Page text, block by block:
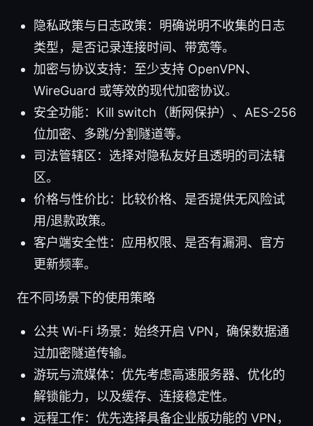
隐私政策与日志政策：明确说明不收集的日志
类型，是否记录连接时间、带宽等。
加密与协议支持：至少支持 OpenVPN、
WireGuard 或等效的现代加密协议。
安全功能：Kill switch（断网保护）、AES-256
位加密、多跳/分割隧道等。
司法管辖区：选择对隐私友好且透明的司法辖
区。
价格与性价比：比较价格、是否提供无风险试
用/退款政策。
客户端安全性：应用权限、是否有漏洞、官方
更新频率。
在不同场景下的使用策略
公共 Wi-Fi 场景：始终开启 VPN，确保数据通
过加密隧道传输。
游玩与流媒体：优先考虑高速服务器、优化的
解锁能力，以及缓存、连接稳定性。
远程工作：优先选择具备企业版功能的 VPN，